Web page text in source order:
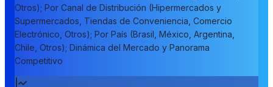
Otros); Por Canal de Distribución (Hipermercados y
Supermercados, Tiendas de Conveniencia, Comercio
Electrónico, Otros); Por País (Brasil, México, Argentina,
Chile, Otros); Dinámica del Mercado y Panorama
Competitivo